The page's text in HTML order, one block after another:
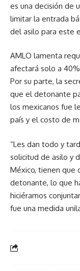
es una decisión de
limitar la entrada
del asilo para este
AMLO lamenta
afectará solo a 40%
Por su parte, la
que el detonante
los mexicanos fue
país y el costo de
“Les dan todo y
solicitud de asilo y
México, tienen que
detonante, lo que
hiciéramos
fue una medida